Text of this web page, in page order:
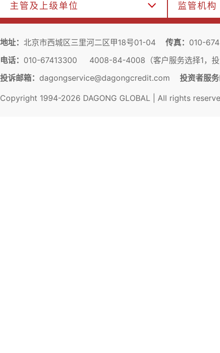
主管及上级单位 监管机构
地址： 北京市西城区三里河二区甲18号01-04 传真： 010-
电话： 010-67413300 4008-84-4008（客户服务选择1，投
投诉邮箱： dagongservice@dagongcredit.com 投资者服
Copyright 1994-2026 DAGONG GLOBAL | All rights